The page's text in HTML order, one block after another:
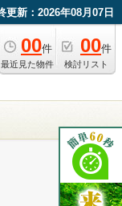
更新：2026年08月07日
00件
最近見た物件
00件
検討リスト